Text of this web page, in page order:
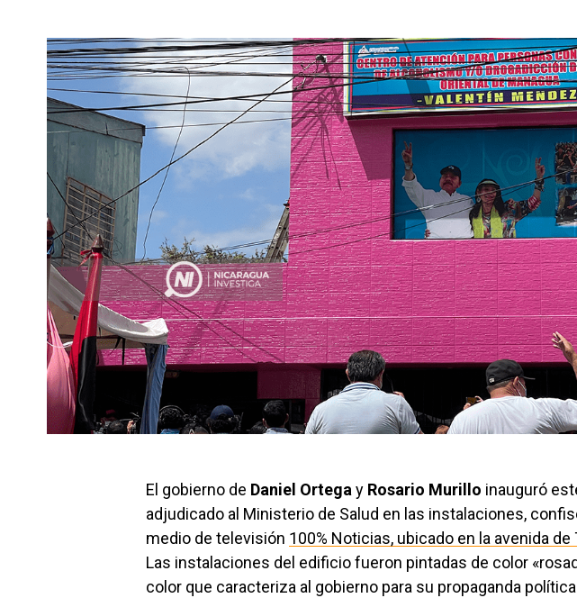
El gobierno de Daniel Ortega y Rosario Murillo inauguró
adjudicado al Ministerio de Salud en las instalaciones,
medio de televisión 100% Noticias, ubicado en la avenida de
Las instalaciones del edificio fueron pintadas de color
color que caracteriza al gobierno para su propaganda